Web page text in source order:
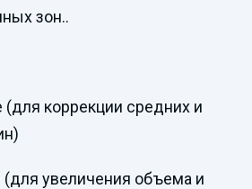
зон..
(для коррекции средних и
(для увеличения объема и